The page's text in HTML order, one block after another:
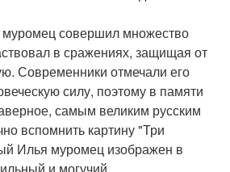
совершил множество
в сражениях, защищая от
Современники отмечали его
силу, поэтому в памяти
самым великим русским
вспомнить картину "Три
Илья муромец изображен в